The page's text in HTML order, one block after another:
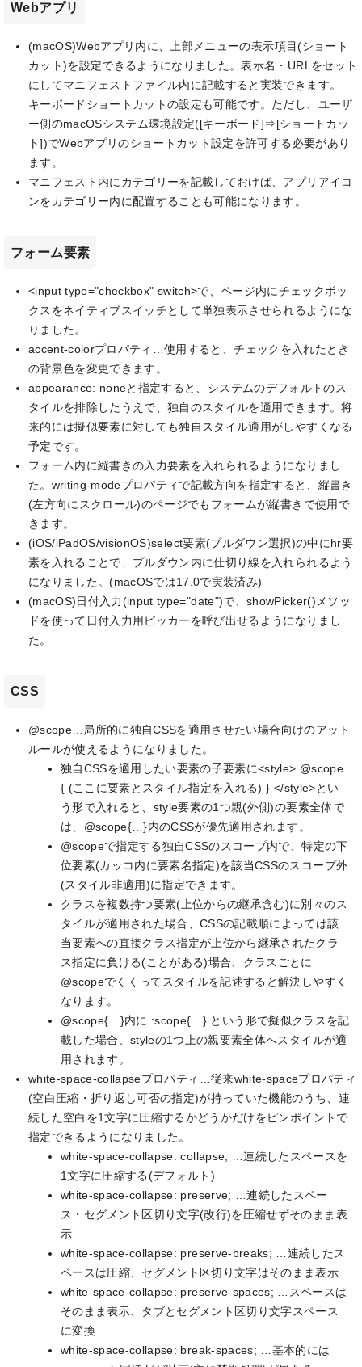
Webアプリ
(macOS)Webアプリ内に、上部メニューの表示項目(ショート
カット)を設定できるようになりました。表示名・URLをセット
にしてマニフェストファイル内に記載すると実装できます。
キーボードショートカットの設定も可能です。ただし、ユーザ
ー側のmacOSシステム環境設定([キーボード]⇒[ショートカッ
ト])でWebアプリのショートカット設定を許可する必要があり
ます。
マニフェスト内にカテゴリーを記載しておけば、アプリアイコ
ンをカテゴリー内に配置することも可能になります。
フォーム要素
<input type="checkbox" switch>で、ページ内にチェックボッ
クスをネイティブスイッチとして単独表示させられるようにな
りました。
accent-colorプロパティ…使用すると、チェックを入れたとき
の背景色を変更できます。
appearance: noneと指定すると、システムのデフォルトのス
タイルを排除したうえで、独自のスタイルを適用できます。将
来的には擬似要素に対しても独自スタイル適用がしやすくなる
予定です。
フォーム内に縦書きの入力要素を入れられるようになりまし
た。writing-modeプロパティで記載方向を指定すると、縦書き
(左方向にスクロール)のページでもフォームが縦書きで使用で
きます。
(iOS/iPadOS/visionOS)select要素(プルダウン選択)の中にhr要
素を入れることで、プルダウン内に仕切り線を入れられるよう
になりました。(macOSでは17.0で実装済み)
(macOS)日付入力(input type="date")で、showPicker()メソッ
ドを使って日付入力用ピッカーを呼び出せるようになりまし
た。
CSS
@scope…局所的に独自CSSを適用させたい場合向けのアット
ルールが使えるようになりました。
独自CSSを適用したい要素の子要素に<style> @scope
{ (ここに要素とスタイル指定を入れる) } </style>とい
う形で入れると、style要素の1つ親(外側)の要素全体で
は、@scope{…}内のCSSが優先適用されます。
@scopeで指定する独自CSSのスコープ内で、特定の下
位要素(カッコ内に要素名指定)を該当CSSのスコープ外
(スタイル非適用)に指定できます。
クラスを複数持つ要素(上位からの継承含む)に別々のス
タイルが適用された場合、CSSの記載順によっては該
当要素への直接クラス指定が上位から継承されたクラ
ス指定に負ける(ことがある)場合、クラスごとに
@scopeでくくってスタイルを記述すると解決しやすく
なります。
@scope{…}内に :scope{…} という形で擬似クラスを記
載した場合、styleの1つ上の親要素全体へスタイルが適
用されます。
white-space-collapseプロパティ…従来white-spaceプロパティ
(空白圧縮・折り返し可否の指定)が持っていた機能のうち、連
続した空白を1文字に圧縮するかどうかだけをピンポイントで
指定できるようになりました。
white-space-collapse: collapse; …連続したスペースを
1文字に圧縮する(デフォルト)
white-space-collapse: preserve; …連続したスペー
ス・セグメント区切り文字(改行)を圧縮せずそのまま表
示
white-space-collapse: preserve-breaks; …連続したス
ペースは圧縮、セグメント区切り文字はそのまま表示
white-space-collapse: preserve-spaces; …スペースは
そのまま表示、タブとセグメント区切り文字スペース
に変換
white-space-collapse: break-spaces; …基本的には